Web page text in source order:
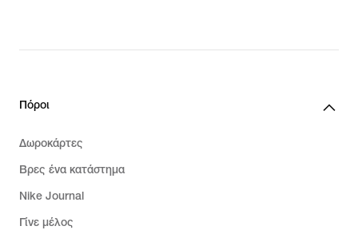
Πόροι
Δωροκάρτες
Βρες ένα κατάστημα
Nike Journal
Γίνε μέλος